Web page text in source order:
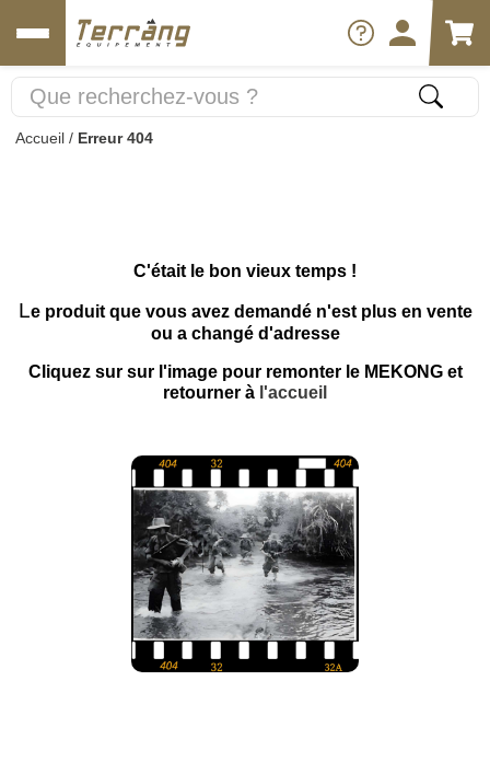
Accueil / Erreur 404
C'était le bon vieux temps !
Le produit que vous avez demandé n'est plus en vente
ou a changé d'adresse
Cliquez sur sur l'image pour remonter le MEKONG et
retourner à l'accueil